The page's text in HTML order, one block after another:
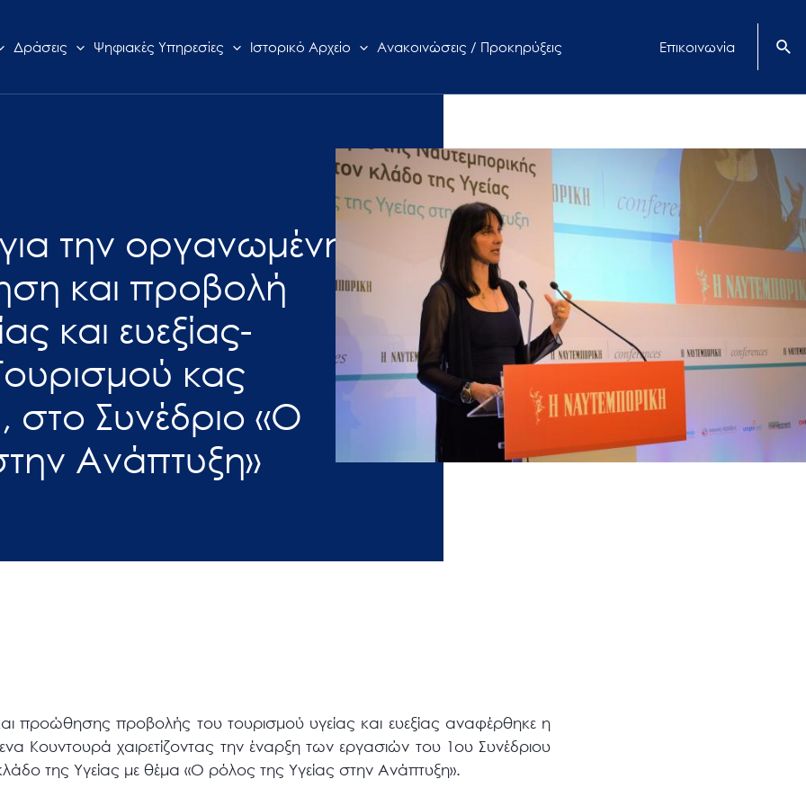
Δράσεις Ψηφιακές Υπηρεσίες Ιστορικό Αρχείο Ανακοινώσεις / Προκηρύξεις Επικοινωνία
την οργανωμένη
και προβολή
και ευεξίας-
κας
Συνέδριο «Ο
Ανάπτυξη»
προώθησης προβολής του τουρισμού υγείας και ευεξίας αναφέρθηκε η
Κουντουρά χαιρετίζοντας την έναρξη των εργασιών του 1ου Συνέδριου
της Υγείας με θέμα «Ο ρόλος της Υγείας στην Ανάπτυξη».